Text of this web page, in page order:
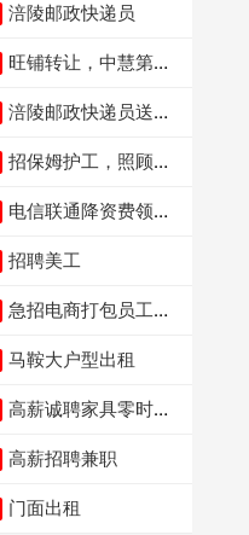
涪陵邮政快递员
旺铺转让，中慧第一
涪陵邮政快递员送货
招保姆护工，照顾病
电信联通降资费领价
招聘美工
急招电商打包员工作
马鞍大户型出租
高薪诚聘家具零时促
高薪招聘兼职
门面出租